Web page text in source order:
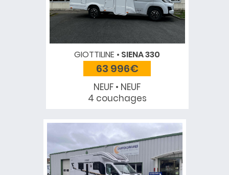
GIOTTILINE SIENA 330
63 996€
NEUF • NEUF
4 couchages